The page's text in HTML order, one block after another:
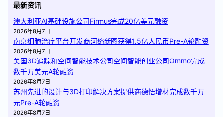
最新资讯
澳大利亚AI基础设施公司Firmus完成20亿美元融资
2026年8月7日
南京细胞治疗平台开发商河络新图获得1.5亿人民币Pre-A轮融资
2026年8月7日
美国3D追踪和空间智能技术公司空间智能创业公司Ommo完成
数千万美元A轮融资
2026年8月7日
苏州先进的设计与3D打印解决方案提供商德悟增材完成数千万
元Pre-A轮融资
2026年8月7日